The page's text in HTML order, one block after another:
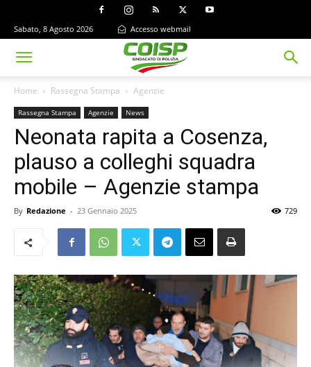
Sabato, 8 Agosto 2026 Accesso webmail
Home Rassegna Stampa Agenzie
Rassegna Stampa Agenzie News
Neonata rapita a Cosenza,
plauso a colleghi squadra
mobile – Agenzie stampa
By Redazione - 23 Gennaio 2025 729